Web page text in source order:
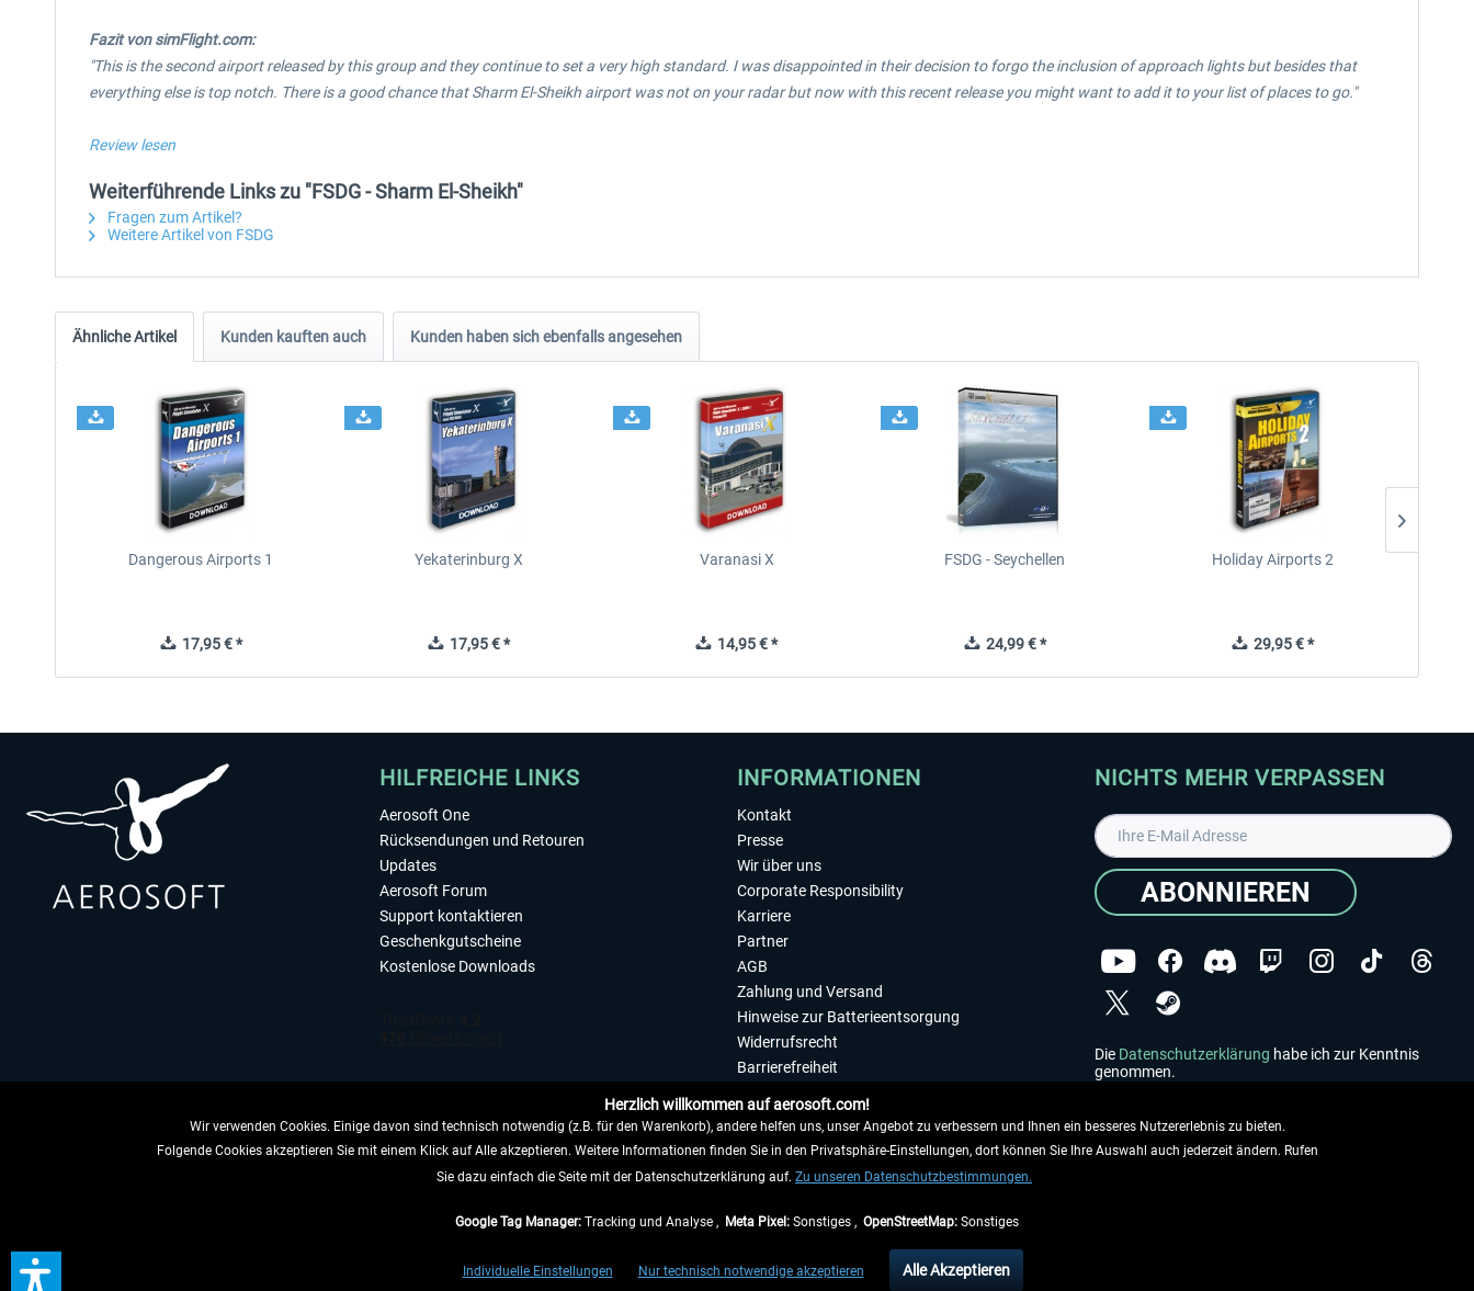
Fazit von simFlight.com:
"This is the second airport released by this group and they continue to set a very high standard. I was disappointed in their decision to forgo the inclusion of approach lights but besides that
everything else is top notch. There is a good chance that Sharm El-Sheikh airport was not on your radar but now with this recent release you might want to add it to your list of places to go."
Review lesen
Weiterführende Links zu "FSDG - Sharm El-Sheikh"
Fragen zum Artikel?
Weitere Artikel von FSDG
Ähnliche Artikel Kunden kauften auch Kunden haben sich ebenfalls angesehen
Dangerous Airports 1
17,95 € *
Yekaterinburg X
17,95 € *
Varanasi X
14,95 € *
FSDG - Seychellen
24,99 € *
Holiday Airports 2
29,95 € *
HILFREICHE LINKS
Aerosoft One
Rücksendungen und Retouren
Updates
Aerosoft Forum
Support kontaktieren
Geschenkgutscheine
Kostenlose Downloads
VERTRAG WIDERRUFEN
INFORMATIONEN
Kontakt
Presse
Wir über uns
Corporate Responsibility
Karriere
Partner
AGB
Zahlung und Versand
Hinweise zur Batterieentsorgung
Widerrufsrecht
Barrierefreiheit
Impressum
NICHTS MEHR VERPASSEN
ABONNIEREN
Die Datenschutzerklärung habe ich zur Kenntnis
genommen.
, wenn nicht anders beschrieben.
** Gilt für Lieferungen innerhalb Deutschlands, Lieferzeiten für andere Länder entnehmen Sie bitte denVersandinformationen
Herzlich willkommen auf aerosoft.com!
Wir verwenden Cookies. Einige davon sind technisch notwendig (z.B. für den Warenkorb), andere helfen uns, unser Angebot zu verbessern und Ihnen ein besseres Nutzererlebnis zu bieten.
Folgende Cookies akzeptieren Sie mit einem Klick auf Alle akzeptieren. Weitere Informationen finden Sie in den Privatsphäre-Einstellungen, dort können Sie Ihre Auswahl auch jederzeit ändern. Rufen
Sie dazu einfach die Seite mit der Datenschutzerklärung auf. Zu unseren Datenschutzbestimmungen.
Google Tag Manager: Tracking und Analyse , Meta Pixel: Sonstiges , OpenStreetMap: Sonstiges
Individuelle Einstellungen Nur technisch notwendige akzeptieren Alle Akzeptieren